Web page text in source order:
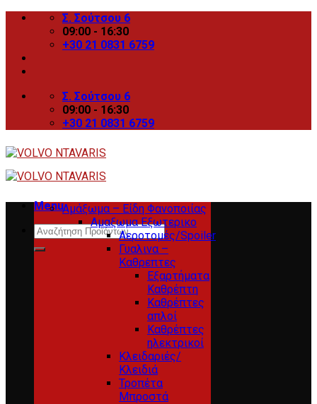
Skip
Σ. Σούτσου 6
09:00 - 16:30
+30 21 0831 6759
Σ. Σούτσου 6
09:00 - 16:30
+30 21 0831 6759
Menu
Search
for:
Αμάξωμα – Είδη Φανοποιίας
Αμαξωμα Εξωτερικο
Αεροτομές/Spoiler
Γυαλινα –
Καθρεπτες
Εξαρτήματα
Καθρέπτη
Καθρέπτες
απλοί
Καθρέπτες
ηλεκτρικοί
Κλειδαριές/
Κλειδιά
Τροπέτα
Μπροστά